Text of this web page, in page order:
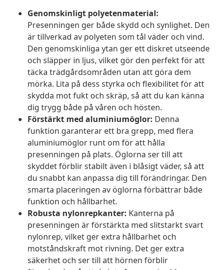
Genomskinligt polyetenmaterial:
Presenningen ger både skydd och synlighet. Den
är tillverkad av polyeten som tål väder och vind.
Den genomskinliga ytan ger ett diskret utseende
och släpper in ljus, vilket gör den perfekt för att
täcka trädgårdsområden utan att göra dem
mörka. Lita på dess styrka och flexibilitet för att
skydda mot fukt och skräp, så att du kan känna
dig trygg både på våren och hösten.
Förstärkt med aluminiumöglor: Denna
funktion garanterar ett bra grepp, med flera
aluminiumöglor runt om för att hålla
presenningen på plats. Öglorna ser till att
skyddet förblir stabilt även i blåsigt väder, så att
du snabbt kan anpassa dig till förändringar. Den
smarta placeringen av öglorna förbättrar både
funktion och hållbarhet.
Robusta nylonrepkanter: Kanterna på
presenningen är förstärkta med slitstarkt svart
nylonrep, vilket ger extra hållbarhet och
motståndskraft mot rivning. Det ger extra
säkerhet och ser till att hörnen förblir